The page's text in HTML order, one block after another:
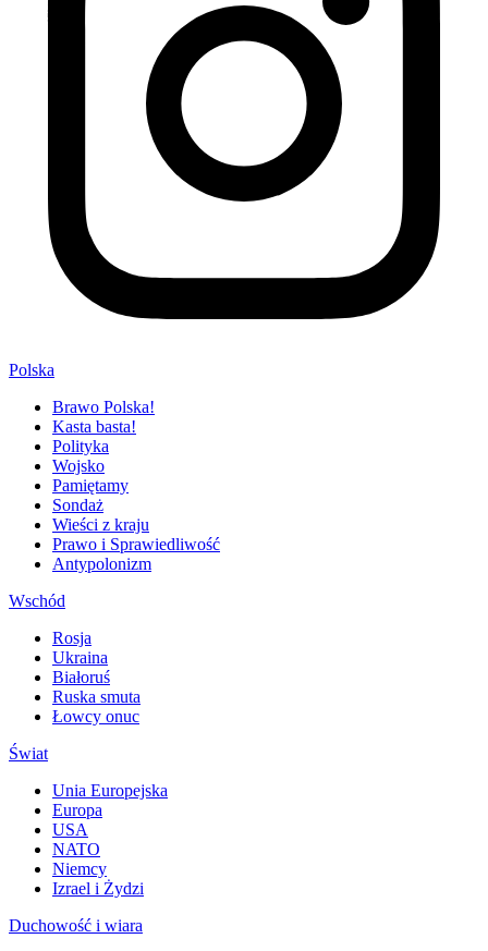
Polska
Brawo Polska!
Kasta basta!
Polityka
Wojsko
Pamiętamy
Sondaż
Wieści z kraju
Prawo i Sprawiedliwość
Antypolonizm
Wschód
Rosja
Ukraina
Białoruś
Ruska smuta
Łowcy onuc
Świat
Unia Europejska
Europa
USA
NATO
Niemcy
Izrael i Żydzi
Duchowość i wiara